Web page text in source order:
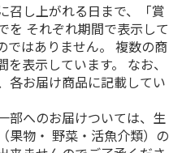
召し上がれる日まで、「賞
を それぞれ期間で表示して
ではありません。 複数の商
表示しています。 なお、
各お届け商品に記載してい
部へのお届けついては、生
果物・ 野菜・活魚介類）の